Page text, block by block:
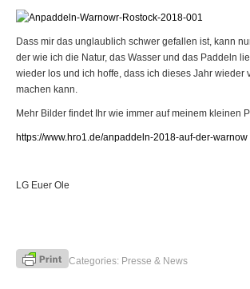
Dass mir das unglaublich schwer gefallen ist, kann
der wie ich die Natur, das Wasser und das Paddeln
wieder los und ich hoffe, dass ich dieses Jahr wieder
machen kann.
Mehr Bilder findet Ihr wie immer auf meinem kleinen
https://www.hro1.de/anpaddeln-2018-auf-der-warnow
LG Euer Ole
Categories: Presse & News